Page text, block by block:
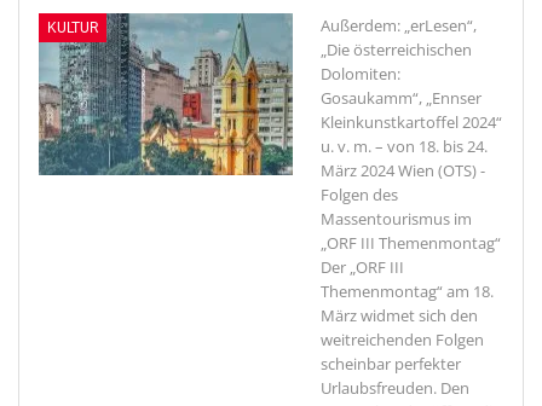
KULTUR
Außerdem: „erLesen“,
„Die österreichischen
Dolomiten:
Gosaukamm“, „Ennser
Kleinkunstkartoffel 2024“
u. v. m. – von 18. bis 24.
März 2024Wien (OTS) -
Folgen des
Massentourismus im
„ORF III Themenmontag“
Der „ORF III
Themenmontag“ am 18.
März widmet sich den
weitreichenden Folgen
scheinbar perfekter
Urlaubsfreuden. Den